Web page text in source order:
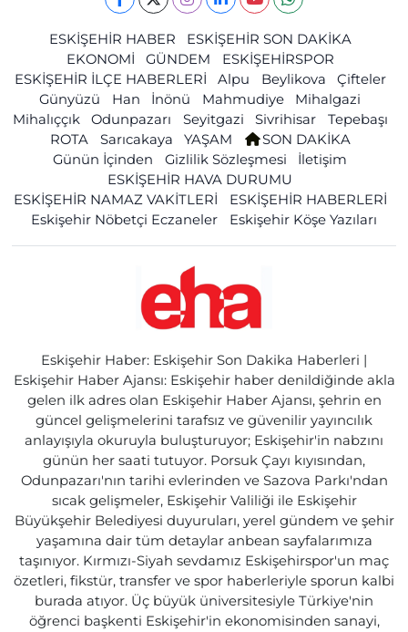
ESKİŞEHİR HABER
ESKİŞEHİR SON DAKİKA
EKONOMİ
GÜNDEM
ESKİŞEHİRSPOR
ESKİŞEHİR İLÇE HABERLERİ
Alpu Beylikova
Çifteler
Günyüzü
Han İnönü Mahmudiye
Mihalgazi
Mihalıççık
Odunpazarı Seyitgazi Sivrihisar
Tepebaşı
ROTA
Sarıcakaya YAŞAM
SON DAKİKA
Günün İçinden
Gizlilik Sözleşmesi
İletişim
ESKİŞEHİR HAVA DURUMU
ESKİŞEHİR NAMAZ VAKİTLERİ
ESKİŞEHİR HABERLERİ
Eskişehir Nöbetçi Eczaneler
Eskişehir Köşe Yazıları
Eskişehir Haber: Eskişehir Son Dakika Haberleri |
Eskişehir Haber Ajansı: Eskişehir haber denildiğinde akla
gelen ilk adres olan Eskişehir Haber Ajansı, şehrin en
güncel gelişmelerini tarafsız ve güvenilir yayıncılık
anlayışıyla okuruyla buluşturuyor; Eskişehir'in nabzını
günün her saati tutuyor. Porsuk Çayı kıyısından,
Odunpazarı'nın tarihi evlerinden ve Sazova Parkı'ndan
sıcak gelişmeler, Eskişehir Valiliği ile Eskişehir
Büyükşehir Belediyesi duyuruları, yerel gündem ve şehir
yaşamına dair tüm detaylar anbean sayfalarımıza
taşınıyor. Kırmızı-Siyah sevdamız Eskişehirspor'un maç
özetleri, fikstür, transfer ve spor haberleriyle sporun kalbi
burada atıyor. Üç büyük üniversitesiyle Türkiye'nin
öğrenci başkenti Eskişehir'in ekonomisinden sanayi,